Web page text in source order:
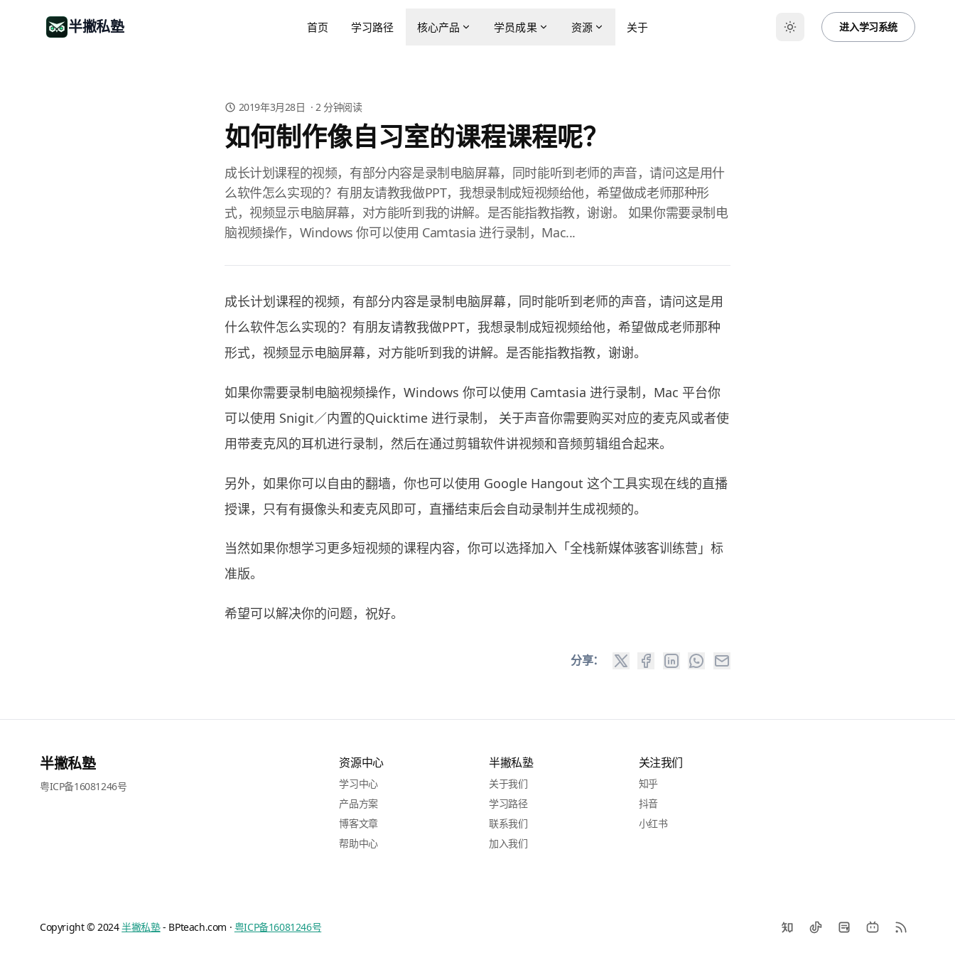
半撇私塾 首页 学习路径 核心产品 学员成果 资源 关于 进入学习系统
2019年3月28日 ·2分钟阅读
如何制作像自习室的课程课程呢？
成长计划课程的视频，有部分内容是录制电脑屏幕，同时能听到老师的声音，请问这是用什
么软件怎么实现的？有朋友请教我做PPT，我想录制成短视频给他，希望做成老师那种形
式，视频显示电脑屏幕，对方能听到我的讲解。是否能指教指教，谢谢。 如果你需要录制电
脑视频操作，Windows 你可以使用 Camtasia 进行录制，Mac...
成长计划课程的视频，有部分内容是录制电脑屏幕，同时能听到老师的声音，请问这是用
什么软件怎么实现的？有朋友请教我做PPT，我想录制成短视频给他，希望做成老师那种
形式，视频显示电脑屏幕，对方能听到我的讲解。是否能指教指教，谢谢。
如果你需要录制电脑视频操作，Windows 你可以使用 Camtasia 进行录制，Mac 平台你
可以使用 Snigit／内置的Quicktime 进行录制， 关于声音你需要购买对应的麦克风或者使
用带麦克风的耳机进行录制，然后在通过剪辑软件讲视频和音频剪辑组合起来。
另外，如果你可以自由的翻墙，你也可以使用 Google Hangout 这个工具实现在线的直播
授课，只有有摄像头和麦克风即可，直播结束后会自动录制并生成视频的。
当然如果你想学习更多短视频的课程内容，你可以选择加入「全栈新媒体骇客训练营」标
准版。
希望可以解决你的问题，祝好。
分享：
半撇私塾
粤ICP备16081246号
资源中心
学习中心
产品方案
博客文章
帮助中心
半撇私塾
关于我们
学习路径
联系我们
加入我们
关注我们
知乎
抖音
小红书
Copyright © 2024半撇私塾- BPteach.com · 粤ICP备16081246号